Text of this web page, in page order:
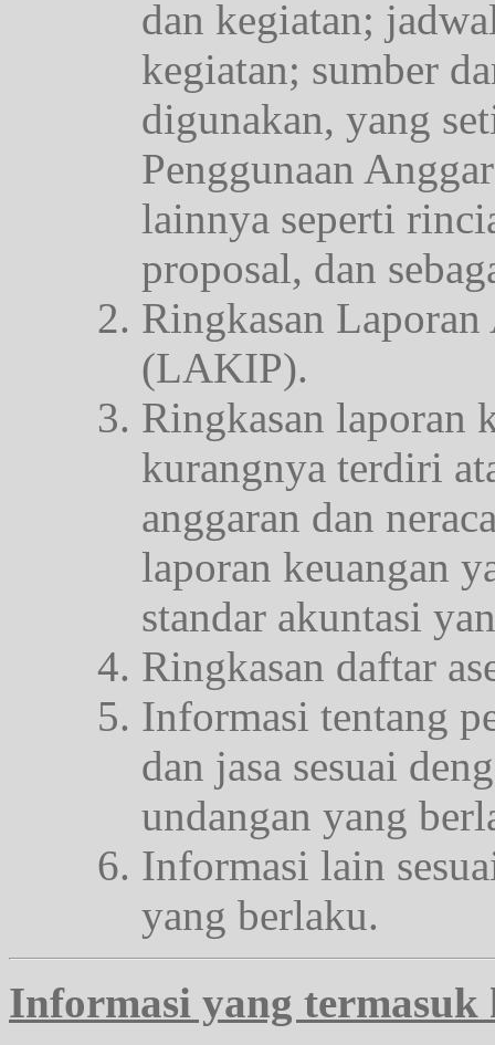
dan kegiatan;
kegiatan; sumber
digunakan, yang
Penggunaan
lainnya seperti
proposal, dan
Ringkasan
(LAKIP).
Ringkasan laporan
kurangnya terdiri
anggaran dan
laporan keuangan
standar akuntasi
Ringkasan daftar
Informasi tentang
dan jasa sesuai
undangan yang
Informasi lain
yang berlaku.
Informasi yang